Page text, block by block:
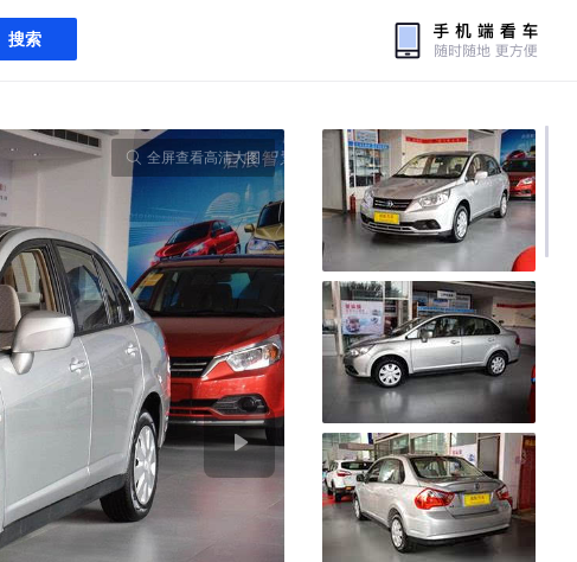
搜索
全屏查看高清大图